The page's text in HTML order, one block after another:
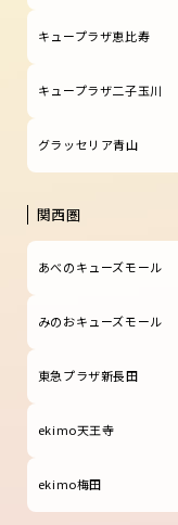
キュープラザ恵比寿
キュープラザ二子玉川
グラッセリア青山
関西圏
あべのキューズモール
みのおキューズモール
東急プラザ新長田
ekimo天王寺
ekimo梅田